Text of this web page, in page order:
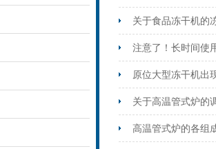
关于食品冻干机的
注意了！长时间使
原位大型冻干机出
关于高温管式炉的
高温管式炉的各组